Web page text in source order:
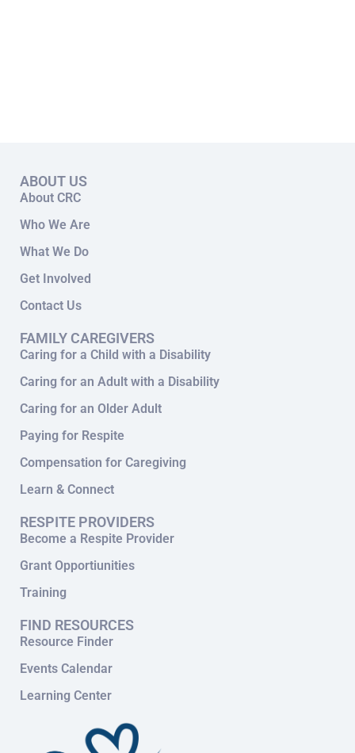
ABOUT US
About CRC
Who We Are
What We Do
Get Involved
Contact Us
FAMILY CAREGIVERS
Caring for a Child with a Disability
Caring for an Adult with a Disability
Caring for an Older Adult
Paying for Respite
Compensation for Caregiving
Learn & Connect
RESPITE PROVIDERS
Become a Respite Provider
Grant Opportiunities
Training
FIND RESOURCES
Resource Finder
Events Calendar
Learning Center